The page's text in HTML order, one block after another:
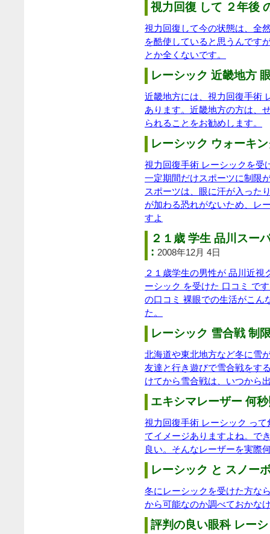
視力回復 して ２年後
視力回復して今の状態は、全
を酷使していると思うんです
とか全くないです。
レーシック 近畿地方
近畿地方には、視力回復手術
あります。近畿地方の方は、
られることをお勧めします。
レーシック ウォーキ
視力回復手術 レーシックを受
一定期間だけスポーツに制限
スポーツは、眼に汗が入った
が加わる恐れがないため、レ
すよ
２１歳 学生 品川スー
: 2008年12月 4日
２１歳学生の男性が 品川近
ーシック を受けた 口コミ で
の口コミ 裸眼での生活がこん
た。
レーシック 雪合戦 制
北海道や東北地方など冬に雪
友達と行き遊びで雪合戦をす
けてから雪合戦は、いつから
エキシマレーザー 何
視力回復手術 レーシック っ
てイメージありますよね。で
良い。そんなレーザーを実際
レーシック と スノー
冬にレーシックを受けた方な
から可能なのか調べておかな
評判の良い眼科 レー